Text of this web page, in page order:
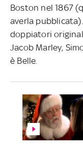
Boston nel 1867
averla
doppiatori
Jacob Marley,
è Belle.